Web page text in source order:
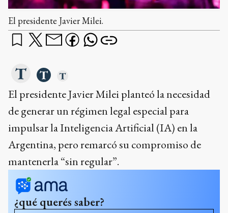
El presidente Javier Milei.
El presidente Javier Milei planteó la necesidad
de generar un régimen legal especial para
impulsar la Inteligencia Artificial (IA) en la
Argentina, pero remarcó su compromiso de
mantenerla “sin regular”.
¿qué querés saber?